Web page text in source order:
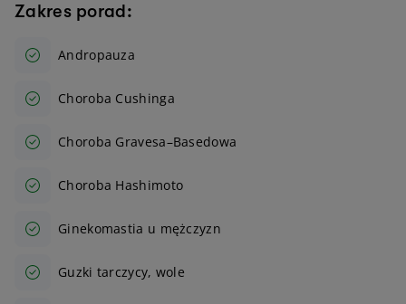
Zakres porad:
Andropauza
Choroba Cushinga
Choroba Gravesa–Basedowa
Choroba Hashimoto
Ginekomastia u mężczyzn
Guzki tarczycy, wole